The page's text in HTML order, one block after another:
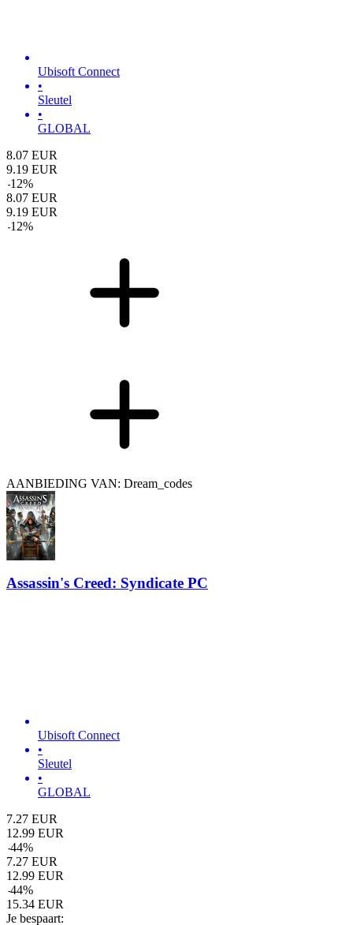
Ubisoft Connect
•
Sleutel
•
GLOBAL
8.07 EUR
9.19 EUR
-12%
8.07 EUR
9.19 EUR
-12%
AANBIEDING VAN: Dream_codes
Assassin's Creed: Syndicate PC
Ubisoft Connect
•
Sleutel
•
GLOBAL
7.27 EUR
12.99 EUR
-44%
7.27 EUR
12.99 EUR
-44%
15.34 EUR
Je bespaart: